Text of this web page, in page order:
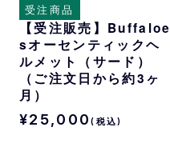
受注商品
【受注販売】Buffaloe
sオーセンティックヘ
ルメット（サード）
（ご注文日から約3ヶ
月）
¥25,000(税込)